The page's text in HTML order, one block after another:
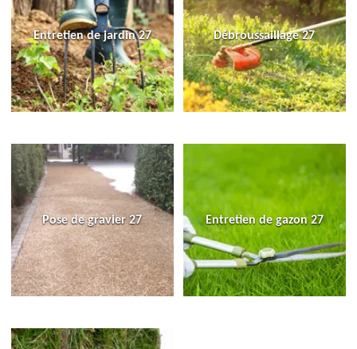
Entretien de jardin 27 Débroussaillage 27
Pose de gravier 27 Entretien de gazon 27